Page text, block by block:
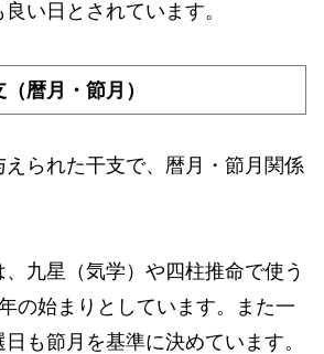
い日とされています。
暦月・節月）
えられた干支で、暦月・節月関係
九星（気学）や四柱推命で使う
の始まりとしています。また一
も節月を基準に決めています。